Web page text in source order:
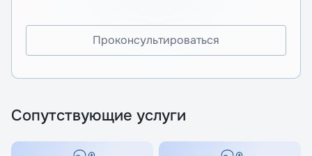
Проконсультироваться
Сопутствующие услуги